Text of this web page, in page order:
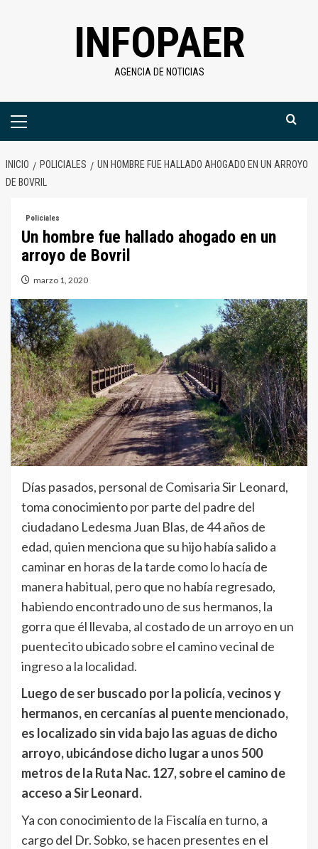
INFOPAER
AGENCIA DE NOTICIAS
Menú
INICIO POLICIALES
UN HOMBRE FUE HALLADO AHOGADO EN UN ARROYO
DE BOVRIL
Policiales
Un hombre fue hallado ahogado en un
arroyo de Bovril
marzo 1, 2020
Días pasados, personal de Comisaria Sir Leonard,
toma conocimiento por parte del padre del
ciudadano Ledesma Juan Blas, de 44 años de
edad, quien menciona que su hijo había salido a
caminar en horas de la tarde como lo hacía de
manera habitual, pero que no había regresado,
habiendo encontrado uno de sus hermanos, la
gorra que él llevaba, al costado de un arroyo en un
puentecito ubicado sobre el camino vecinal de
ingreso a la localidad.
Luego de ser buscado por la policía, vecinos y
hermanos, en cercanías al puente mencionado,
es localizado sin vida bajo las aguas de dicho
arroyo, ubicándose dicho lugar a unos 500
metros de la Ruta Nac. 127, sobre el camino de
acceso a Sir Leonard.
Ya con conocimiento de la Fiscalía en turno, a
cargo del Dr. Sobko, se hacen presentes en el